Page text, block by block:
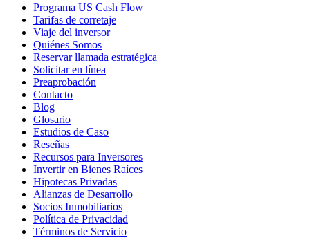
Programa US Cash Flow
Tarifas de corretaje
Viaje del inversor
Quiénes Somos
Reservar llamada estratégica
Solicitar en línea
Preaprobación
Contacto
Blog
Glosario
Estudios de Caso
Reseñas
Recursos para Inversores
Invertir en Bienes Raíces
Hipotecas Privadas
Alianzas de Desarrollo
Socios Inmobiliarios
Política de Privacidad
Términos de Servicio